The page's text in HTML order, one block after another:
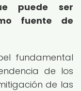
puede ser
fuente de
fundamental
de los
de las